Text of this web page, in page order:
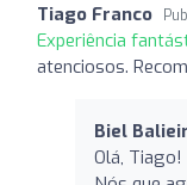
Tiago Franco
Experiência
atenciosos.
Biel
Olá, Tiago!